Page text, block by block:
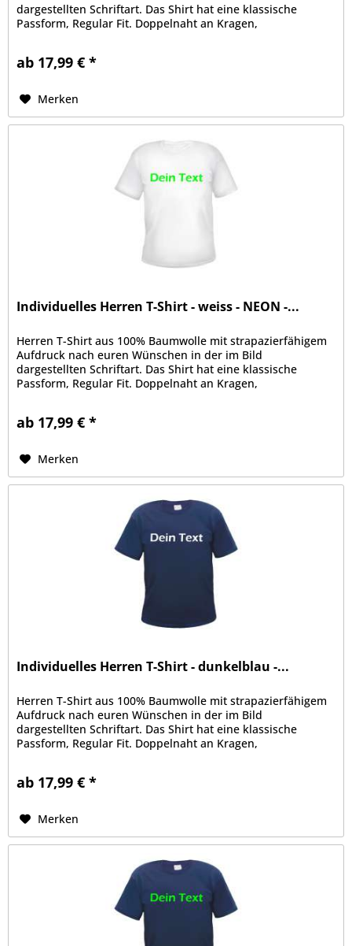
dargestellten Schriftart. Das Shirt hat eine klassische
Passform, Regular Fit. Doppelnaht an Kragen,
ab 17,99 € *
Merken
Individuelles Herren T-Shirt - weiss - NEON -...
Herren T-Shirt aus 100% Baumwolle mit strapazierfähigem
Aufdruck nach euren Wünschen in der im Bild
dargestellten Schriftart. Das Shirt hat eine klassische
Passform, Regular Fit. Doppelnaht an Kragen,
ab 17,99 € *
Merken
Individuelles Herren T-Shirt - dunkelblau -...
Herren T-Shirt aus 100% Baumwolle mit strapazierfähigem
Aufdruck nach euren Wünschen in der im Bild
dargestellten Schriftart. Das Shirt hat eine klassische
Passform, Regular Fit. Doppelnaht an Kragen,
ab 17,99 € *
Merken